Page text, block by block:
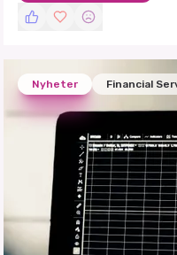
Nyheter Financial